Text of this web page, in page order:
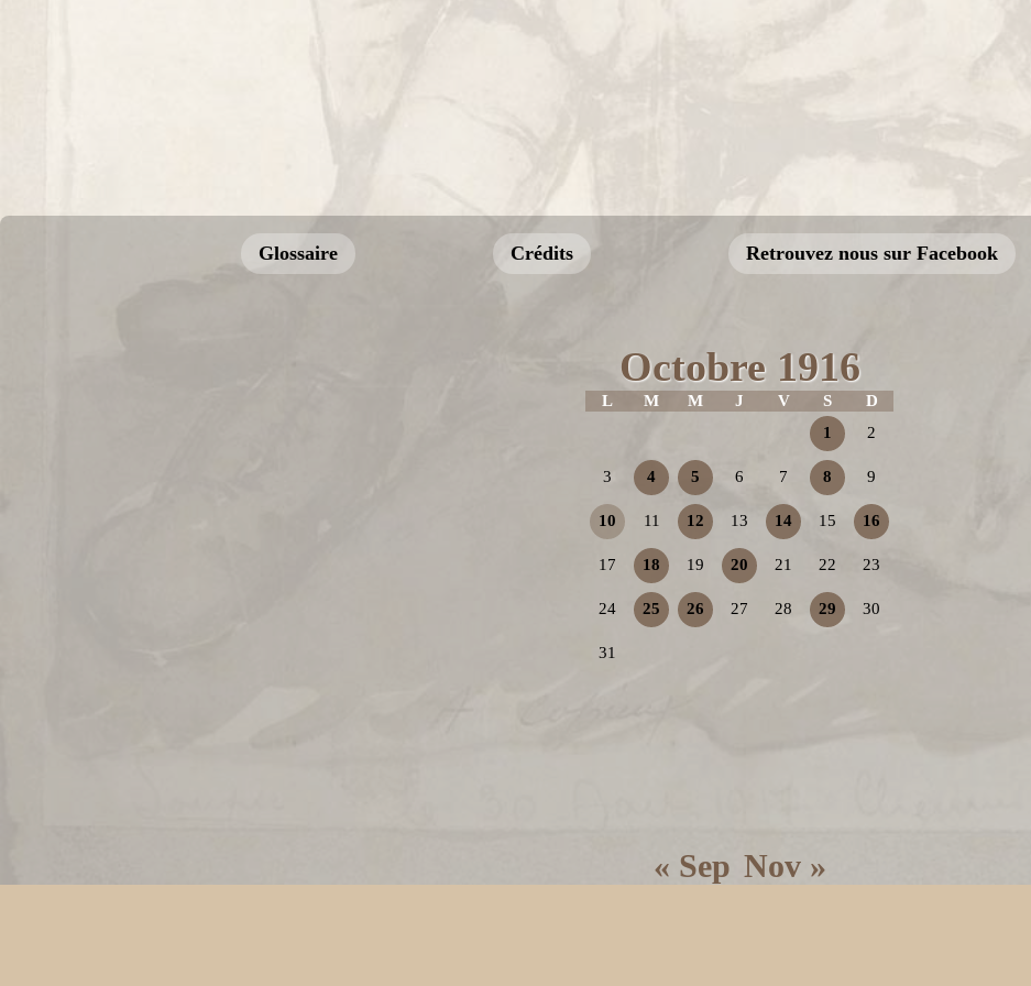
Glossaire Crédits Retrouvez nous sur Facebook
Octobre 1916
L M M J V S
D
1
2
3 4 5 6 7 8 9
10 11 12 13 14 15 16
17 18 19 20 21 22 23
24 25 26 27 28 29 30
31
« Sep Nov »